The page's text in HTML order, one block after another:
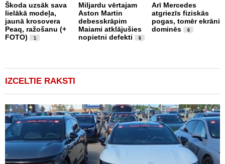
Škoda uzsāk sava
lielākā modeļa,
jaunā krosovera
Peaq, ražošanu (+
FOTO)
1
Miljardu vērtajam
Aston Martin
debesskrāpim
Maiami atklājušies
nopietni defekti
6
Arī Mercedes
atgriezīs fiziskās
pogas, tomēr ekrāni
dominēs
6
IZCELTIE RAKSTI